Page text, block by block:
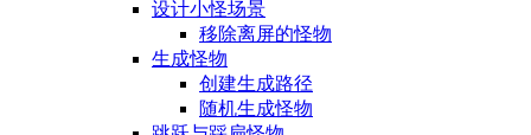
设计小怪场景
移除离屏的怪物
生成怪物
创建生成路径
随机生成怪物